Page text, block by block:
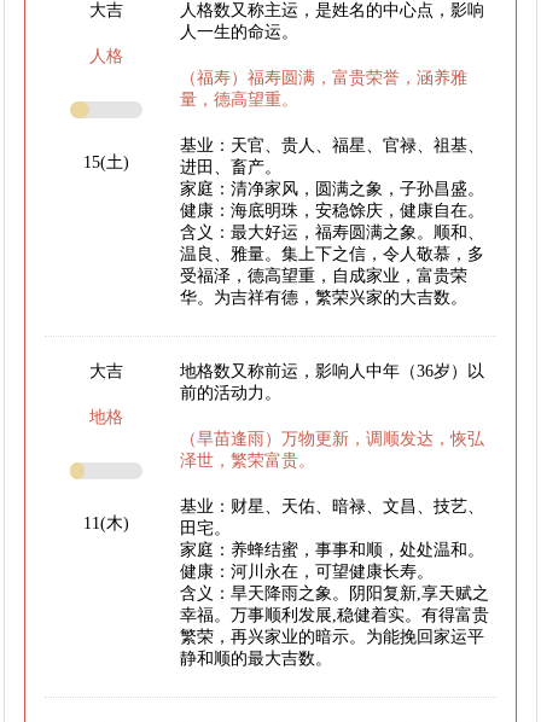
大吉
人格
15(土)
人格数又称主运，是姓名的中心点，影响
人一生的命运。
（福寿）福寿圆满，富贵荣誉，涵养雅
量，德高望重。
基业：天官、贵人、福星、官禄、祖基、
进田、畜产。
家庭：清净家风，圆满之象，子孙昌盛。
健康：海底明珠，安稳馀庆，健康自在。
含义：最大好运，福寿圆满之象。顺和、
温良、雅量。集上下之信，令人敬慕，多
受福泽，德高望重，自成家业，富贵荣
华。为吉祥有德，繁荣兴家的大吉数。
大吉
地格
11(木)
地格数又称前运，影响人中年（36岁）以
前的活动力。
（旱苗逢雨）万物更新，调顺发达，恢弘
泽世，繁荣富贵。
基业：财星、天佑、暗禄、文昌、技艺、
田宅。
家庭：养蜂结蜜，事事和顺，处处温和。
健康：河川永在，可望健康长寿。
含义：旱天降雨之象。阴阳复新,享天赋之
幸福。万事顺利发展,稳健着实。有得富贵
繁荣，再兴家业的暗示。为能挽回家运平
静和顺的最大吉数。